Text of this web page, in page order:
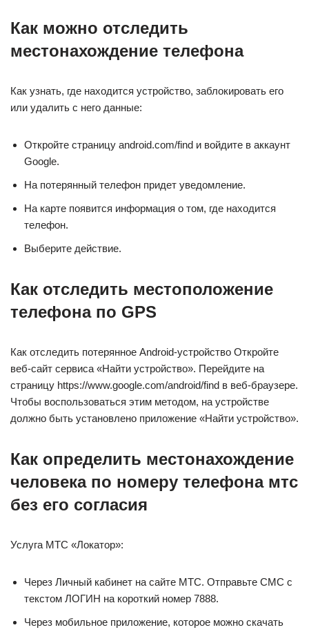
Как можно отследить
местонахождение телефона
Как узнать, где находится устройство, заблокировать его
или удалить с него данные:
Откройте страницу android.com/find и войдите в аккаунт
Google.
На потерянный телефон придет уведомление.
На карте появится информация о том, где находится
телефон.
Выберите действие.
Как отследить местоположение
телефона по GPS
Как отследить потерянное Android-устройство Откройте
веб-сайт сервиса «Найти устройство». Перейдите на
страницу https://www.google.com/android/find в веб-браузере.
Чтобы воспользоваться этим методом, на устройстве
должно быть установлено приложение «Найти устройство».
Как определить местонахождение
человека по номеру телефона мтс
без его согласия
Услуга МТС «Локатор»:
Через Личный кабинет на сайте МТС. Отправьте СМС с
текстом ЛОГИН на короткий номер 7888.
Через мобильное приложение, которое можно скачать